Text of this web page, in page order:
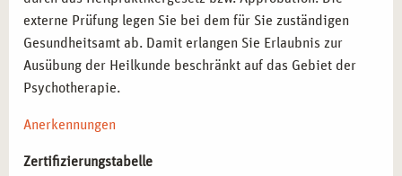
externe Prüfung legen Sie bei dem für Sie zuständigen
Gesundheitsamt ab. Damit erlangen Sie Erlaubnis zur
Ausübung der Heilkunde beschränkt auf das Gebiet der
Psychotherapie.
Anerkennungen
Zertifizierungstabelle